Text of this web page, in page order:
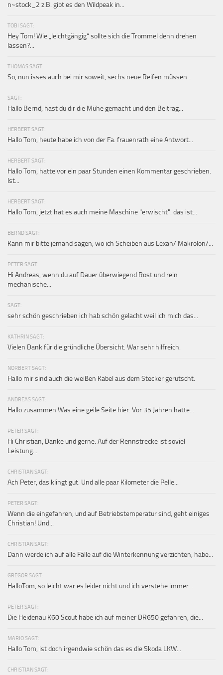
n~stock_2 z.B. gibt es den Wildpeak in...
TOBI SAGT:
Hey Tom! Wie „leichtgängig“ sollte sich die Trommel denn drehen
lassen?...
THOMAS SAGT:
So, nun isses auch bei mir soweit, sechs neue Reifen müssen...
SAGT:
Hallo Bernd, hast du dir die Mühe gemacht und den Beitrag...
HERBERT SAGT:
Hallo Tom, heute habe ich von der Fa. frauenrath eine Antwort...
HERBERT SAGT:
Hallo Tom, hatte vor ein paar Stunden einen Kommentar geschrieben.
Ist...
HERBERT SAGT:
Hallo Tom, jetzt hat es auch meine Maschine "erwischt". das ist...
BERND SAGT:
Kann mir bitte jemand sagen, wo ich Scheiben aus Lexan/ Makrolon/...
PETER SAGT:
Hi Andreas, wenn du auf Dauer überwiegend Rost und rein
mechanische...
SAGT:
sehr schön geschrieben ich hab schön gelacht weil ich mich das...
KATHRIN SAGT:
Vielen Dank für die gründliche Übersicht. War sehr hilfreich.
NORBERT SAGT:
Hallo mir sind auch die weißen Kabel aus dem Stecker gerutscht.
ANDREAS SAGT:
Hallo zusammen Was eine geile Seite hier. Vor 35 Jahren hatte...
PETER SAGT:
Hi Christian, Danke und gerne. Auf der Rennstrecke ist soviel
Leistung...
CHRISTIAN SAGT:
Ach Peter, das klingt gut. Und alle paar Kilometer die Pelle...
PETER SAGT:
Wenn die eingefahren, und auf Betriebstemperatur sind, geht einiges
Christian! Und...
CHRISTIAN SAGT:
Dann werde ich auf alle Fälle auf die Winterkennung verzichten, habe...
GREGOR SAGT:
HalloTom, so leicht war es leider nicht und ich verstehe immer...
PETER SAGT:
Die Heidenau K60 Scout habe ich auf meiner DR650 gefahren, die...
MARIO SAGT:
Hallo Tom, ist doch irgendwie schön das es die Skoda LKW...
CHRISTIAN SAGT: